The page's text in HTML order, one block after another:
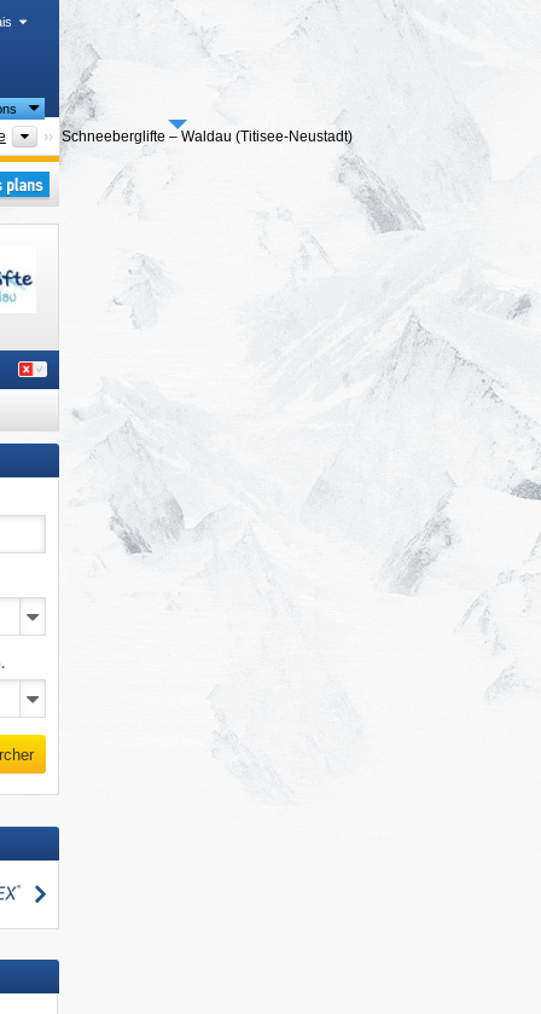
Régions touristiques
Schneeberglifte – Waldau (Titisee-Neustadt)
Rechercher